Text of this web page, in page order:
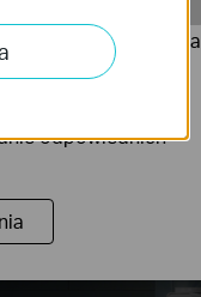
stronie, co umożliwia
reklamowych
odpowiednich